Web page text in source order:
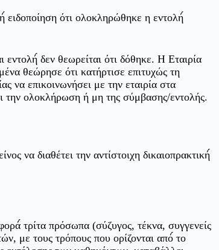
ειδοποίηση ότι ολοκληρώθηκε η εντολή́
εντολή́ δεν θεωρείται ότι δόθηκε. Η Εταιρία
θεώρησε ότι κατήρτισε επιτυχώς τη
να επικοινωνήσει με την εταιρία στα
την ολοκλήρωση ή μη της σύμβασης/εντολής.
να διαθέτει την αντίστοιχη δικαιοπρακτική́
τρίτα πρόσωπα (σύζυγος, τέκνα, συγγενείς
με τους τρόπους που ορίζονται από́ το